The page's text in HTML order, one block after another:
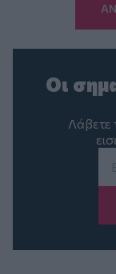
Οι
Λάβετε